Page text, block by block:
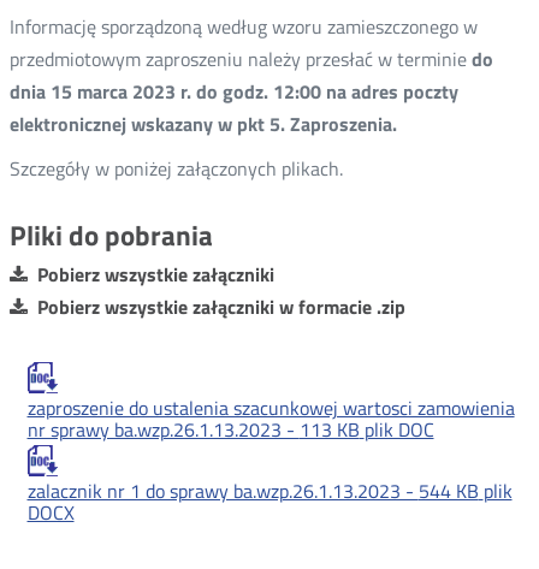
Informację sporządzoną według wzoru zamieszczonego w
przedmiotowym zaproszeniu należy przesłać w terminiedo
dnia 15 marca 2023 r. do godz. 12:00 na adres poczty
elektronicznej wskazany w pkt 5. Zaproszenia.
Szczegóły w poniżej załączonych plikach.
Pliki do pobrania
Pobierz wszystkie załączniki
Pobierz wszystkie załączniki w formacie .zip
zaproszenie do ustalenia szacunkowej wartosci zamowienia
nr sprawy ba.wzp.26.1.13.2023 - 113 KB plik DOC
zalacznik nr 1 do sprawy ba.wzp.26.1.13.2023 - 544 KB plik
DOCX